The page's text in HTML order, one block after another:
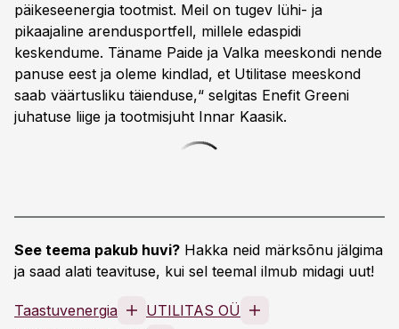
päikeseenergia tootmist. Meil on tugev lühi- ja
pikaajaline arendusportfell, millele edaspidi
keskendume. Täname Paide ja Valka meeskondi nende
panuse eest ja oleme kindlad, et Utilitase meeskond
saab väärtusliku täienduse,“ selgitas Enefit Greeni
juhatuse liige ja tootmisjuht Innar Kaasik.
See teema pakub huvi? Hakka neid märksõnu jälgima
ja saad alati teavituse, kui sel teemal ilmub midagi uut!
Taastuvenergia
UTILITAS OÜ